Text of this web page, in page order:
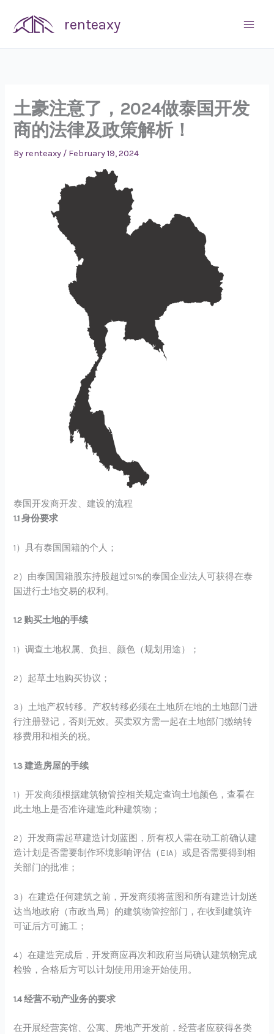
content
renteaxy
土豪注意了，2024做泰国开发
商的法律及政策解析！
By renteaxy / February 19, 2024
泰国开发商开发、建设的流程
1.1 身份要求
1）具有泰国国籍的个人；
2）由泰国国籍股东持股超过51%的泰国企业法人可获得在泰
国进行土地交易的权利。
1.2 购买土地的手续
1）调查土地权属、负担、颜色（规划用途）；
2）起草土地购买协议；
3）土地产权转移。产权转移必须在土地所在地的土地部门进
行注册登记，否则无效。买卖双方需一起在土地部门缴纳转
移费用和相关的税。
1.3 建造房屋的手续
1）开发商须根据建筑物管控相关规定查询土地颜色，查看在
此土地上是否准许建造此种建筑物；
2）开发商需起草建造计划蓝图，所有权人需在动工前确认建
造计划是否需要制作环境影响评估（EIA）或是否需要得到相
关部门的批准；
3）在建造任何建筑之前，开发商须将蓝图和所有建造计划送
达当地政府（市政当局）的建筑物管控部门，在收到建筑许
可证后方可施工；
4）在建造完成后，开发商应再次和政府当局确认建筑物完成
检验，合格后方可以计划使用用途开始使用。
1.4 经营不动产业务的要求
在开展经营宾馆、公寓、房地产开发前，经营者应获得各类